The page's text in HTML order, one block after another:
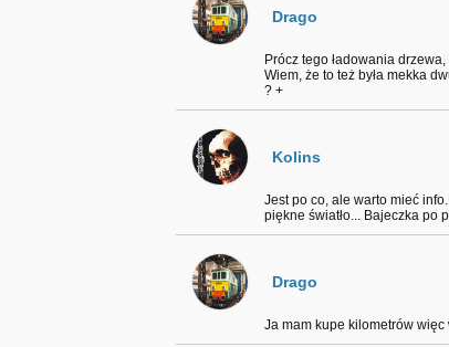
Drago
Prócz tego ładowania
Wiem, że to też była mekka
? +
Kolins
Jest po co, ale warto mieć
piękne światło... Bajeczka po
Drago
Ja mam kupe kilometrów więc